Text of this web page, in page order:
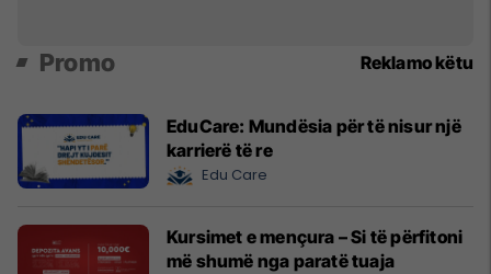
Promo Reklamo këtu
EduCare: Mundësia për të nisur një
karrierë të re
Edu Care
Kursimet e mençura – Si të përfitoni
më shumë nga paratë tuaja